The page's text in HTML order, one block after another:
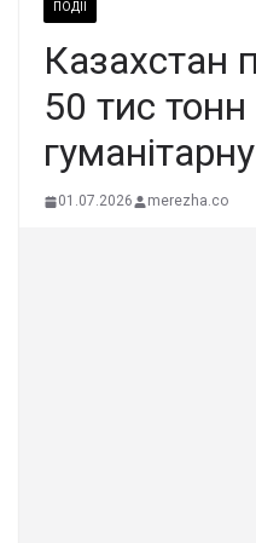
ПОДІЇ
Казахстан
50 тис
01.07.2026 merezha.co